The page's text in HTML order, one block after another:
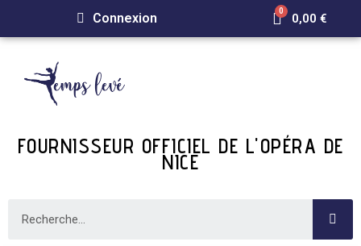
Connexion 0,00 €
FOURNISSEUR OFFICIEL DE L'OPÉRA DE
NICE